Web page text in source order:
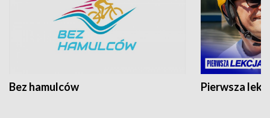
Bez hamulców Pierwsza